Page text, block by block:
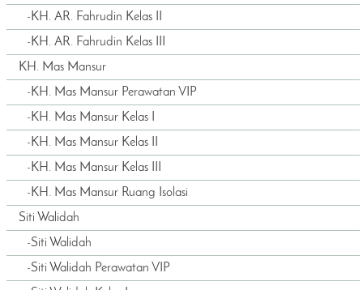
-KH. AR. Fahrudin Kelas II
-KH. AR. Fahrudin Kelas III
KH. Mas Mansur
-KH. Mas Mansur Perawatan VIP
-KH. Mas Mansur Kelas I
-KH. Mas Mansur Kelas II
-KH. Mas Mansur Kelas III
-KH. Mas Mansur Ruang Isolasi
Siti Walidah
-Siti Walidah
-Siti Walidah Perawatan VIP